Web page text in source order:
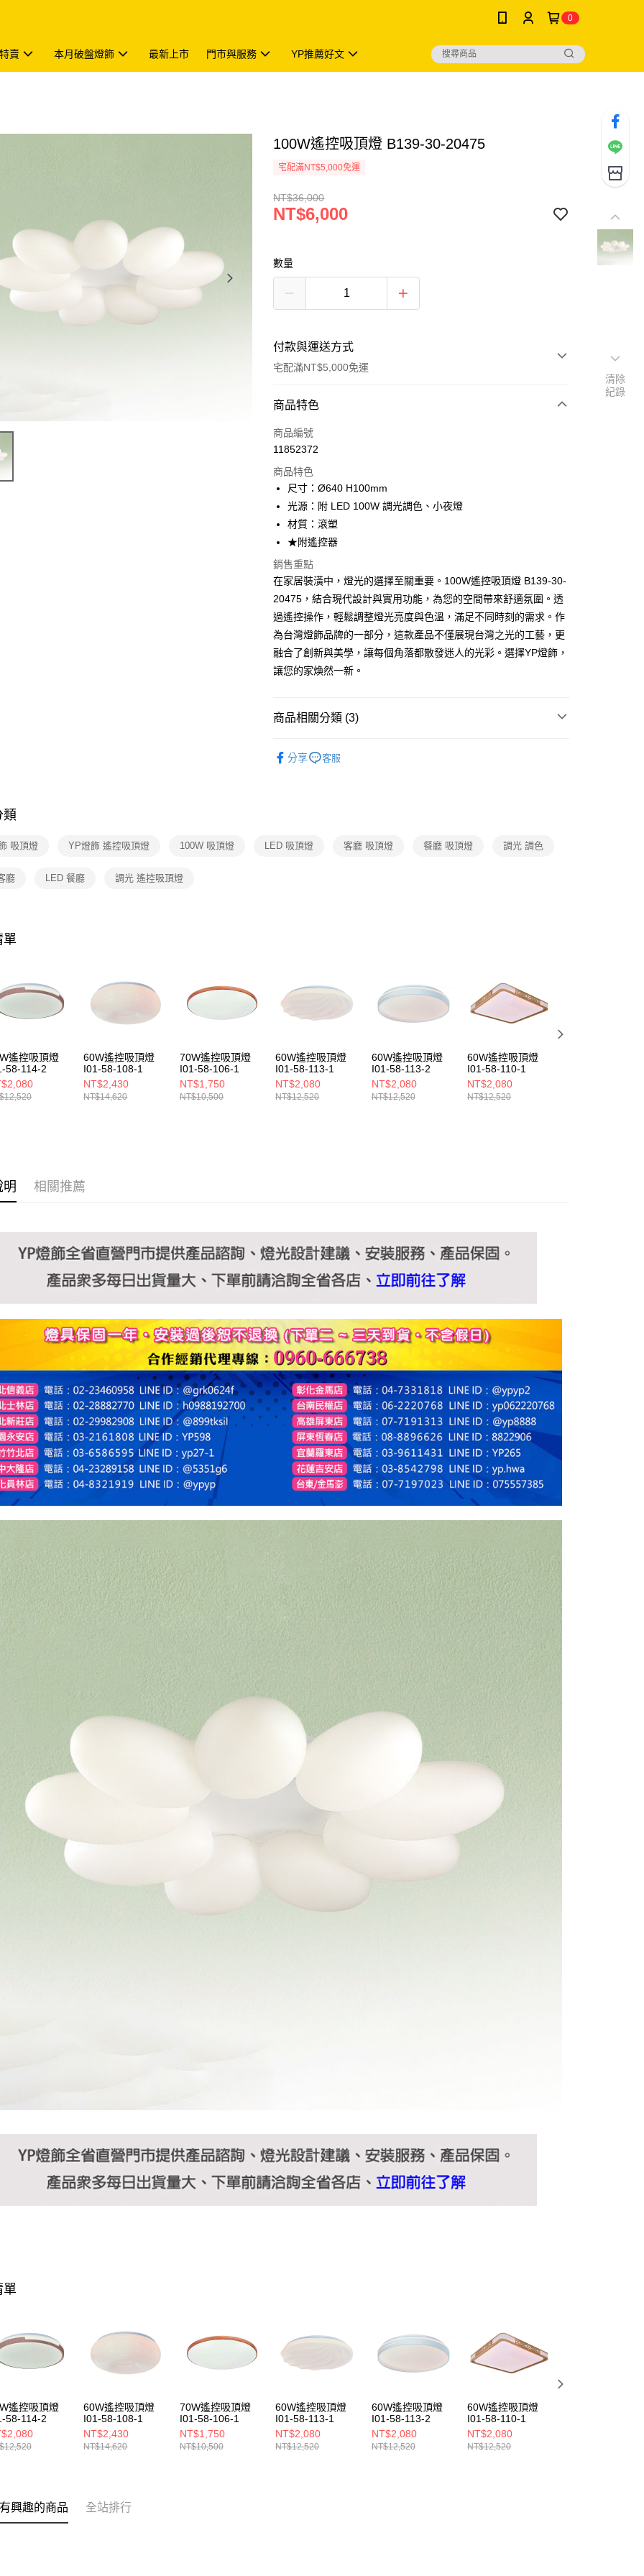
0
賣 本月破盤燈飾 最新上市 門市與服務 YP推薦好文
100W遙控吸頂燈 B139-30-20475
宅配滿NT$5,000免運
NT$36,000
NT$6,000
數量
付款與運送方式
宅配滿NT$5,000免運
付款方式
信用卡一次付款
Apple Pay
街口支付
悠遊付
Google Pay
AFTEE先享後付
相關說明
【關於「AFTEE先享後付」】
AFTEE先享後付是「在收到商品之後才付款」的支付方式。 讓您購物簡單
便利好安心！
３．安心：先確認商品／服務後，再付款。
１．於結帳方式選擇「AFTEE先享後付」後，將跳轉至「AFTEE先享後
付」結帳頁面，進行簡訊認證並確認金額後，即可完成結帳。
先享後付繳納相關費用。
３．未成年的使用者請事先徵得法定代理人或監護人之同意方可使用
「AFTEE先享後付」，若未經同意申辦者引起之損失，本公司不負相關責
任。
４．使用「AFTEE先享後付」時，將依據個別帳號之用戶狀況，依本公司
５．嚴禁一人註冊多個帳號或使用他人資訊註冊。若發現惡意使用之情
形，恩沛科技股份有限公司將有權停止該用戶之使用額度並採取法律行
動。
ATM付款
每筆NT$180，滿NT$5,000(含以上)免運費
商品特色
商品編號
11852372
商品特色
尺寸：Ø640 H100mm
光源：附 LED 100W 調光調色、小夜燈
材質：滾塑
★附遙控器
銷售重點
在家居裝潢中，燈光的選擇至關重要。100W遙控吸頂燈 B139-30-
20475，結合現代設計與實用功能，為您的空間帶來舒適氛圍。透
過遙控操作，輕鬆調整燈光亮度與色溫，滿足不同時刻的需求。作
為台灣燈飾品牌的一部分，這款產品不僅展現台灣之光的工藝，更
融合了創新與美學，讓每個角落都散發迷人的光彩。選擇YP燈飾，
讓您的家煥然一新。
商品相關分類 (3)
分享 客服
類
吸頂燈 YP燈飾 遙控吸頂燈 100W 吸頂燈 LED 吸頂燈 客廳 吸頂燈 餐廳 吸頂燈 調光 調色
廳 LED 餐廳 調光 遙控吸頂燈
單
遙控吸頂燈
58-114-2
60W遙控吸頂燈
I01-58-108-1
NT$2,430
NT$14,620
70W遙控吸頂燈
I01-58-106-1
NT$1,750
NT$10,500
60W遙控吸頂燈
I01-58-113-1
NT$2,080
NT$12,520
60W遙控吸頂燈
I01-58-113-2
NT$2,080
NT$12,520
60W遙控吸頂燈
I01-58-110-1
NT$2,080
NT$12,520
明 相關推薦
單
遙控吸頂燈
58-114-2
60W遙控吸頂燈
I01-58-108-1
NT$2,430
NT$14,620
70W遙控吸頂燈
I01-58-106-1
NT$1,750
NT$10,500
60W遙控吸頂燈
I01-58-113-1
NT$2,080
NT$12,520
60W遙控吸頂燈
I01-58-113-2
NT$2,080
NT$12,520
60W遙控吸頂燈
I01-58-110-1
NT$2,080
NT$12,520
興趣的商品 全站排行
清除
紀錄